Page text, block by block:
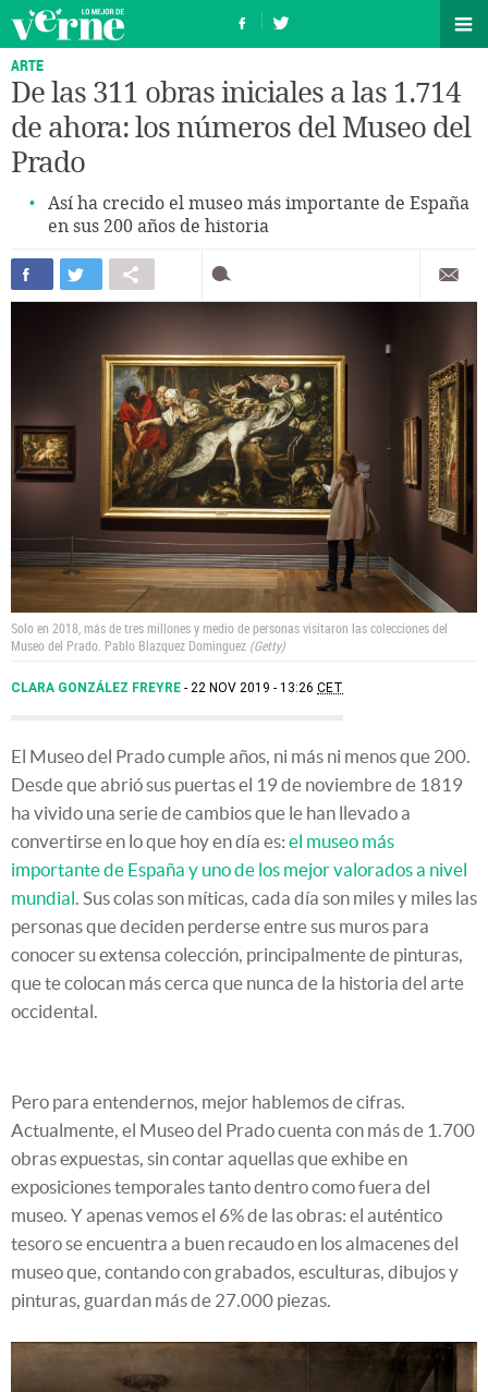
ARTE
De las 311 obras iniciales a las 1.714
de ahora: los números del Museo del
Prado
Así ha crecido el museo más importante de España
en sus 200 años de historia
Solo en 2018, más de tres millones y medio de personas visitaron las colecciones del
Museo del Prado. Pablo Blazquez Dominguez Getty
CLARA GONZÁLEZ FREYRE 22 NOV 2019 - 13:26 CET
El Museo del Prado cumple años, ni más ni menos que 200.
Desde que abrió sus puertas el 19 de noviembre de 1819
ha vivido una serie de cambios que le han llevado a
convertirse en lo que hoy en día es: el museo más
importante de España y uno de los mejor valorados a nivel
mundial. Sus colas son míticas, cada día son miles y miles las
personas que deciden perderse entre sus muros para
conocer su extensa colección, principalmente de pinturas,
que te colocan más cerca que nunca de la historia del arte
occidental.
Pero para entendernos, mejor hablemos de cifras.
Actualmente, el Museo del Prado cuenta con más de 1.700
obras expuestas, sin contar aquellas que exhibe en
exposiciones temporales tanto dentro como fuera del
museo. Y apenas vemos el 6% de las obras: el auténtico
tesoro se encuentra a buen recaudo en los almacenes del
museo que, contando con grabados, esculturas, dibujos y
pinturas, guardan más de 27.000 piezas.